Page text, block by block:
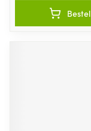
Bestel